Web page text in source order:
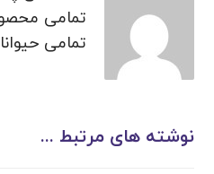
تمامی
تمامی
نوشته های مرتبط ...